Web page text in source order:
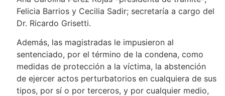
Felicia Barrios y Cecilia Sadir; secretaría a cargo del
Dr. Ricardo Grisetti.
Además, las magistradas le impusieron al
sentenciado, por el término de la condena, como
medidas de protección a la víctima, la abstención
de ejercer actos perturbatorios en cualquiera de sus
tipos, por sí o por terceros, y por cualquier medio,